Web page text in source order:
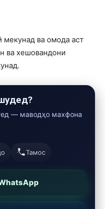
мекунад ва омода аст
ва хешовандони
— маводҳо махфона
Тамос